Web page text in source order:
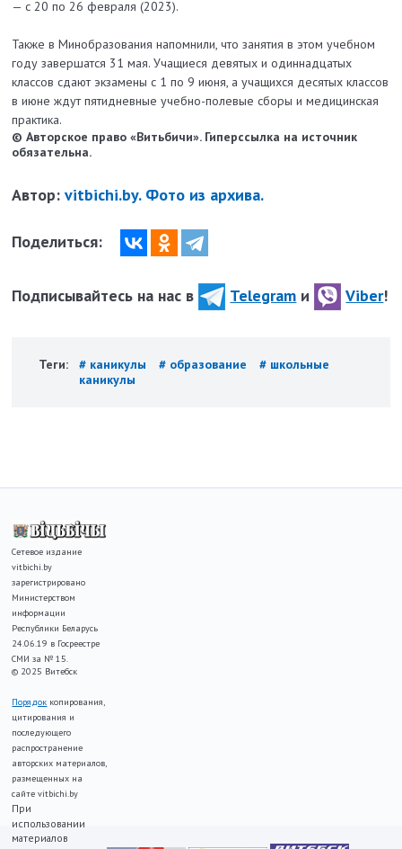
— с 20 по 26 февраля (2023).
Также в Минобразования напомнили, что занятия в этом учебном
году завершатся 31 мая. Учащиеся девятых и одиннадцатых
классов сдают экзамены с 1 по 9 июня, а учащихся десятых классов
в июне ждут пятидневные учебно-полевые сборы и медицинская
практика.
© Авторское право «Витьбичи». Гиперссылка на источник
обязательна.
Автор:vitbichi.by. Фото из архива.
Поделиться:
Подписывайтесь на нас в Telegram и Viber!
Теги: # каникулы # образование
# школьные
каникулы
Сетевое издание
vitbichi.by
зарегистрировано
Министерством
информации
Республики Беларусь
24.06.19 в Госреестре
СМИ за № 15.
© 2025 Витебск
Порядок копирования,
цитирования и
последующего
распространение
авторских материалов,
размещенных на
сайте vitbichi.by
При
использовании
материалов